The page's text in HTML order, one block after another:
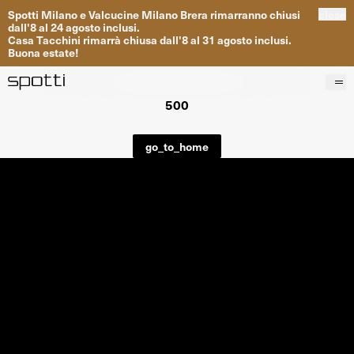
Spotti MilanoeValcucine Milano Brera rimarrannochiusi
dall'8al 24agosto inclusi.
Casa Tacchini rimarrà chiusa dall'8al 31 agosto inclusi.
Buona estate!
Progetti
500
go_to_home